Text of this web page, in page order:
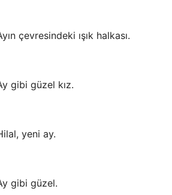
çevresindeki ışık halkası.
gibi güzel kız.
yeni ay.
gibi güzel.